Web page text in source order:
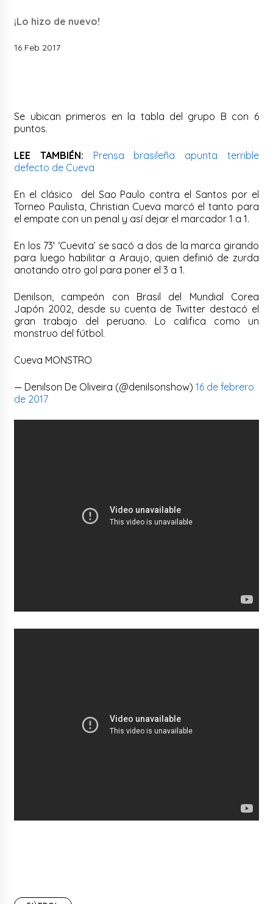
¡Lo hizo de nuevo!
16 Feb 2017
Se ubican primeros en la tabla del grupo B con 6
puntos.
LEE TAMBIÉN:
Prensa brasileña apunta terrible
defecto de Cueva
En el clásico del Sao Paulo contra el Santos por el
Torneo Paulista, Christian Cueva marcó el tanto para
el empate con un penal y así dejar el marcador 1 a 1.
En los 73′ ‘Cuevita’ se sacó a dos de la marca girando
para luego habilitar a Araujo, quien definió de zurda
anotando otro gol para poner el 3 a 1.
Denilson, campeón con Brasil del Mundial Corea
Japón 2002, desde su cuenta de Twitter destacó el
gran trabajo del peruano. Lo califica como un
monstruo del fútbol.
Cueva MONSTRO
— Denilson De Oliveira (@denilsonshow)16 de febrero
de 2017